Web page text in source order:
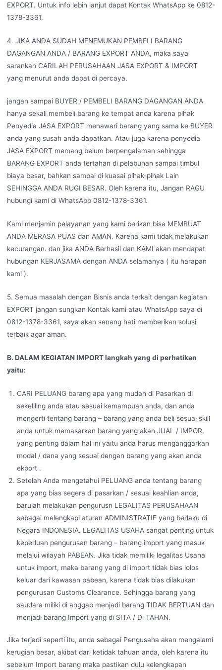
EXPORT. Untuk info lebih lanjut dapat Kontak WhatsApp ke 0812-
1378-3361.
4. JIKA ANDA SUDAH MENEMUKAN PEMBELI BARANG
DAGANGAN ANDA / BARANG EXPORT ANDA, maka saya
sarankan CARILAH PERUSAHAAN JASA EXPORT & IMPORT
yang menurut anda dapat di percaya.
jangan sampai BUYER / PEMBELI BARANG DAGANGAN ANDA
hanya sekali membeli barang ke tempat anda karena pihak
Penyedia JASA EXPORT menawari barang yang sama ke BUYER
anda yang susah anda dapatkan. Atau juga karena penyedia
JASA EXPORT memang belum berpengalaman sehingga
BARANG EXPORT anda tertahan di pelabuhan sampai timbul
biaya besar, bahkan sampai di kuasai pihak-pihak Lain
SEHINGGA ANDA RUGI BESAR. Oleh karena itu, Jangan RAGU
hubungi kami di WhatsApp 0812-1378-3361.
Kami menjamin pelayanan yang kami berikan bisa MEMBUAT
ANDA MERASA PUAS dan AMAN. Karena kami tidak melakukan
kecurangan. dan jika ANDA Berhasil dan KAMI akan mendapat
hubungan KERJASAMA dengan ANDA selamanya ( itu harapan
kami ).
5. Semua masalah dengan Bisnis anda terkait dengan kegiatan
EXPORT jangan sungkan Kontak kami atau WhatsApp saya di
0812-1378-3361, saya akan senang hati memberikan solusi
terbaik agar aman.
B. DALAM KEGIATAN IMPORT langkah yang di perhatikan
yaitu:
CARI PELUANG barang apa yang mudah di Pasarkan di
sekeliling anda atau sesuai kemampuan anda, dan anda
mengerti tentang barang – barang yang anda beli sesuai skill
anda untuk memasarkan barang yang akan JUAL / IMPOR,
yang penting dalam hal ini yaitu anda harus menganggarkan
modal / dana yang sesuai dengan barang yang akan anda
ekport .
Setelah Anda mengetahui PELUANG anda tentang barang
apa yang bias segera di pasarkan / sesuai keahlian anda,
barulah melakukan pengurusn LEGALITAS PERUSAHAAN
sebagai melengkapi aturan ADMINISTRATIF yang berlaku di
Negara INDONESIA. LEGALITAS USAHA sangat penting untuk
keperluan pengurusan barang – barang import yang masuk
melalui wilayah PABEAN. Jika tidak memiliki legalitas Usaha
untuk import, maka barang yang di import tidak bias lolos
keluar dari kawasan pabean, karena tidak bias dilakukan
pengurusan Customs Clearance. Sehingga barang yang
saudara miliki di anggap menjadi barang TIDAK BERTUAN dan
menjadi barang Import yang di SITA / Di TAHAN.
Jika terjadi seperti itu, anda sebagai Pengusaha akan mengalami
kerugian besar, akibat dari ketidak tahuan anda, oleh karena itu
sebelum Import barang maka pastikan dulu kelengkapan